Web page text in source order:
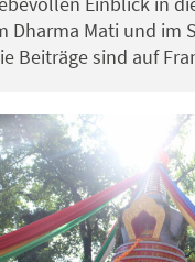
Dharma Mati und im
Beiträge sind auf